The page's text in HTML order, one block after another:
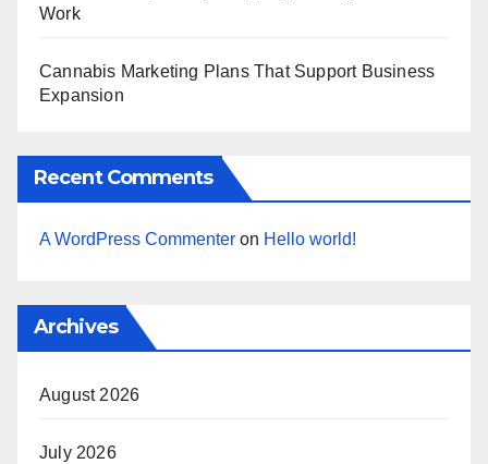
Work
Cannabis Marketing Plans That Support Business
Expansion
Recent Comments
A WordPress Commenter on Hello world!
Archives
August 2026
July 2026